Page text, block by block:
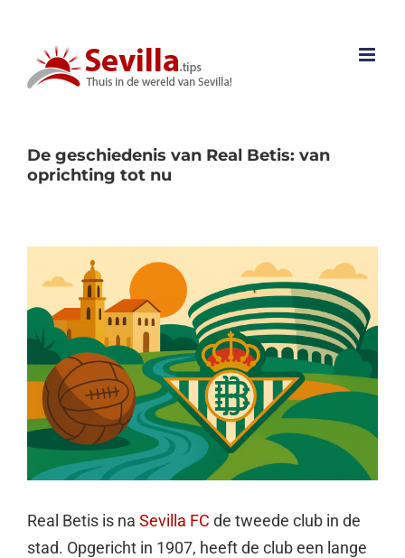
inhoud
De geschiedenis van Real Betis: van
oprichting tot nu
Real Betis is na Sevilla FC de tweede club in de
stad. Opgericht in 1907, heeft de club een lange